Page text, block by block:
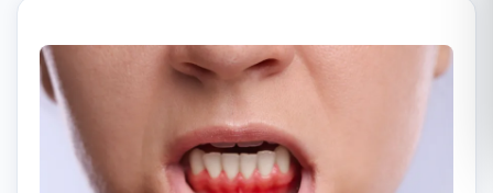
Български
Русский